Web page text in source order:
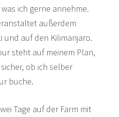
ich gerne annehme.
außerdem
und auf den Kilimanjaro.
steht auf meinem Plan,
ob ich selber
buche.
Tage auf der Farm mit